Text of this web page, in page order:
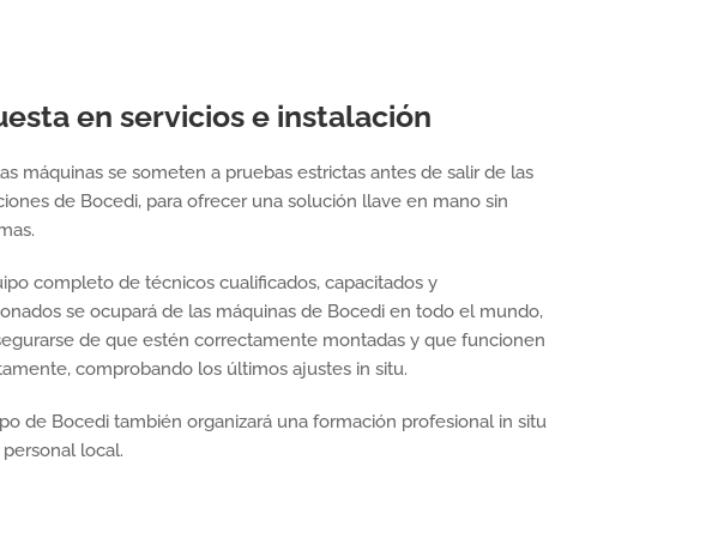
en servicios e instalación
máquinas se someten a pruebas estrictas antes de salir de las
de Bocedi, para ofrecer una solución llave en mano sin
completo de técnicos cualificados, capacitados y
se ocupará de las máquinas de Bocedi en todo el mundo,
de que estén correctamente montadas y que funcionen
comprobando los últimos ajustes in situ.
de Bocedi también organizará una formación profesional in situ
local.